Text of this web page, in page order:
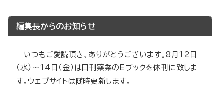
編集長からのお知らせ
いつもご愛読頂き、ありがとうございます。8月12日
（水）～14日（金）は日刊薬業のEブックを休刊に致しま
す。ウェブサイトは随時更新します。